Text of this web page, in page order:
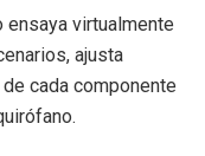
ensaya virtualmente
ajusta
cada componente